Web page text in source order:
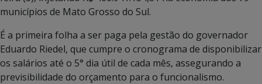
municípios de Mato Grosso do Sul.
É a primeira folha a ser paga pela gestão do governador
Eduardo Riedel, que cumpre o cronograma de disponibilizar
os salários até o 5° dia útil de cada mês, assegurando a
previsibilidade do orçamento para o funcionalismo.